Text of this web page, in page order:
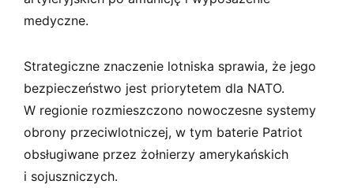
medyczne.
Strategiczne znaczenie lotniska sprawia, że jego
bezpieczeństwo jest priorytetem dla NATO.
W regionie rozmieszczono nowoczesne systemy
obrony przeciwlotniczej, w tym baterie Patriot
obsługiwane przez żołnierzy amerykańskich
i sojuszniczych.